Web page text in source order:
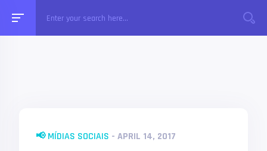
📢 MÍDIAS SOCIAIS - APRIL 14, 2017